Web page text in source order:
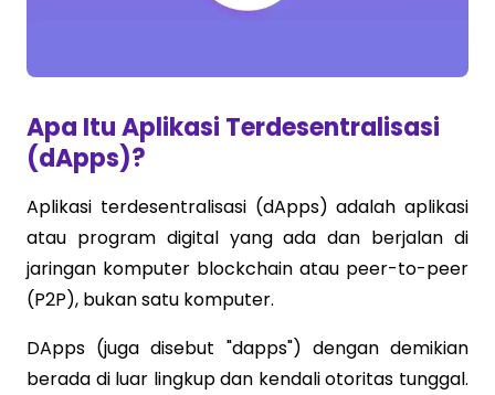
Apa Itu Aplikasi Terdesentralisasi
(dApps)?
Aplikasi terdesentralisasi (dApps) adalah aplikasi
atau program digital yang ada dan berjalan di
jaringan komputer blockchain atau peer-to-peer
(P2P), bukan satu komputer.
DApps (juga disebut "dapps") dengan demikian
berada di luar lingkup dan kendali otoritas tunggal.